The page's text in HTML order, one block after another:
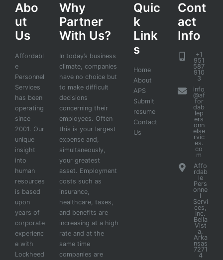
Abo
ut
Us
Affordabl
e
Personnel
Services
has been
operating
since
2001. Our
unique
insight
into
human
resources
is based
upon
years of
corporate
experienc
e with
Lockheed
Why
Partner
With Us?
In today’s business
climate, companies
have no choice but
to make difficult
decisions
concerning their
employees. Often
this is your largest
expense and,
simultaneously,
your greatest
asset. Employment
costs such as
insurance,
healthcare, taxes,
and benefits are
increasing at a high
rate and at the
same time
companies are
Quic
k
Link
s
Home
About
APS
Submit
resume
Contact
Us
Cont
act
Info
+1
951
587
910
3
info
@af
for
dab
lep
ers
onn
else
rvic
es.
co
m
Affo
rdab
le
Pers
onne
l
Servi
ces,
Inc.
Bella
Vist
a,
Arka
nsas
7271
4